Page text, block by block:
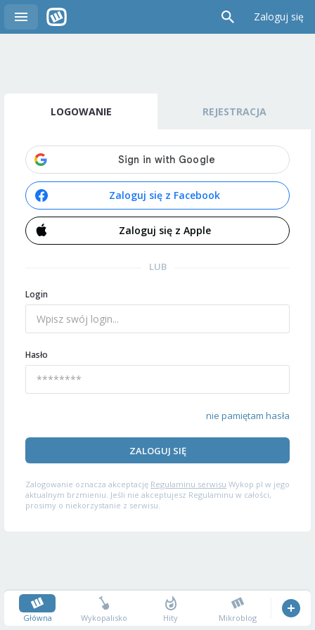
Zaloguj się
LOGOWANIE REJESTRACJA
Zaloguj się z Facebook
Zaloguj się z Apple
LUB
Login
Hasło
nie pamiętam hasła
ZALOGUJ SIĘ
Zalogowanie oznacza akceptację Regulaminu serwisu Wykop.pl w jego
aktualnym brzmieniu. Jeśli nie akceptujesz Regulaminu w całości,
prosimy o niekorzystanie z serwisu.
Główna Wykopalisko Hity Mikroblog